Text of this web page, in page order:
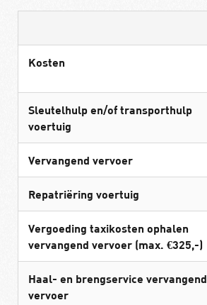
Kosten
Sleutelhulp en/of transporthulp
voertuig
Vervangend vervoer
Repatriëring voertuig
Vergoeding taxikosten ophalen
vervangend vervoer (max. €325,-)
Haal- en brengservice vervangend
vervoer